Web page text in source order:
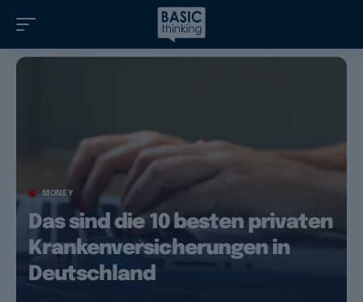
MONEY
Das sind die 10 besten privaten
Krankenversicherungen in
Deutschland